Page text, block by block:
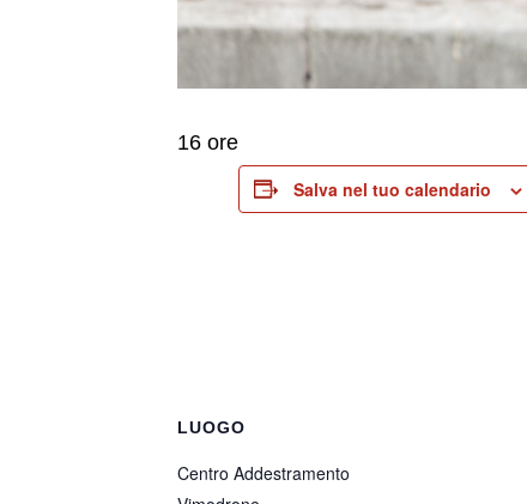
16 ore
Salva nel tuo calendario
LUOGO
Centro Addestramento